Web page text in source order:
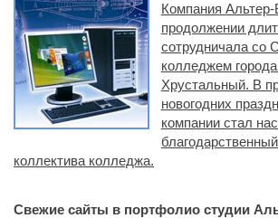
Компания Альтер-
продолжении
сотрудничала со
колледжем
Хрустальный. В
новогодних
компании стал
коллектива колледжа.
Свежие сайты в портфолио студии